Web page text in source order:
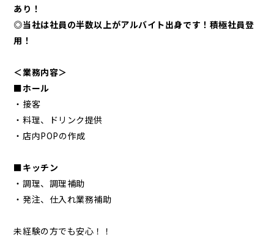
あり！
◎当社は社員の半数以上がアルバイト出身です！積極社員登
用！
＜業務内容＞
■ホール
・接客
・料理、ドリンク提供
・店内POPの作成
■キッチン
・調理、調理補助
・発注、仕入れ業務補助
未経験の方でも安心！！